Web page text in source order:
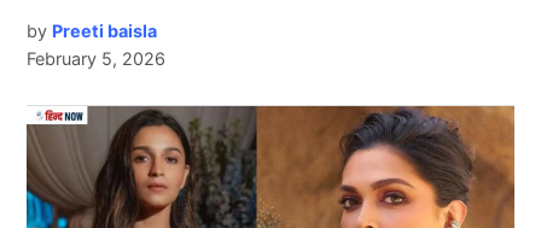
Next Article
by Preeti baisla
February 5, 2026